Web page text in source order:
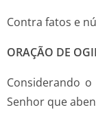
Contra fatos e
ORAÇÃO DE
Considerando
Senhor que